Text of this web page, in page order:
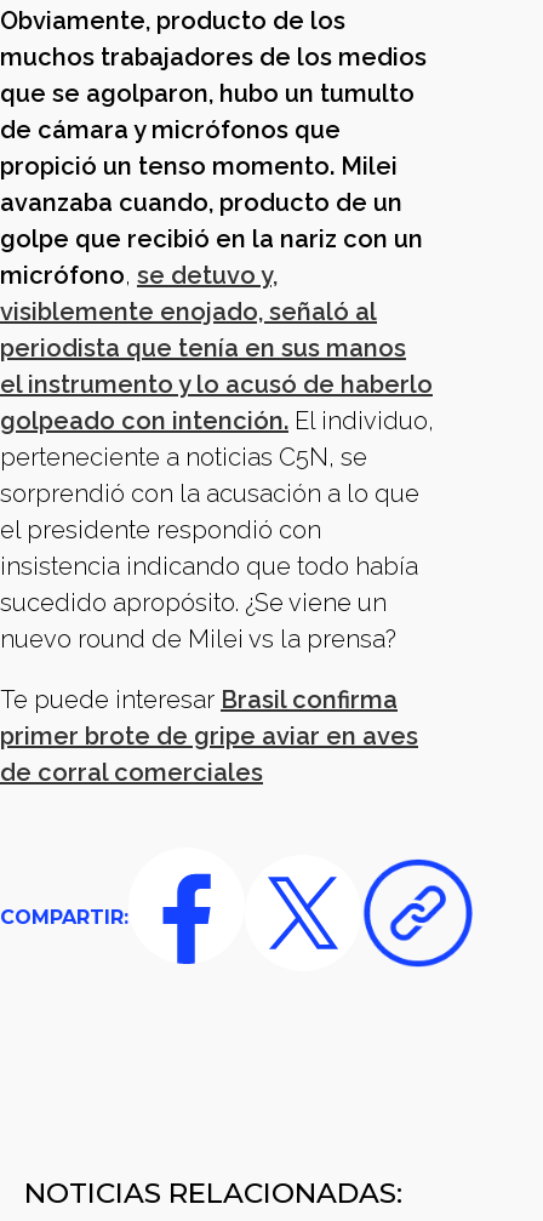
Obviamente, producto de los
muchos trabajadores de los medios
que se agolparon, hubo un tumulto
de cámara y micrófonos que
propició un tenso momento. Milei
avanzaba cuando, producto de un
golpe que recibió en la nariz con un
micrófono, se detuvo y,
visiblemente enojado, señaló al
periodista que tenía en sus manos
el instrumento y lo acusó de haberlo
golpeado con intención. El individuo,
perteneciente a noticias C5N, se
sorprendió con la acusación a lo que
el presidente respondió con
insistencia indicando que todo había
sucedido apropósito. ¿Se viene un
nuevo round de Milei vs la prensa?
Te puede interesar Brasil confirma
primer brote de gripe aviar en aves
de corral comerciales
COMPARTIR:
NOTICIAS RELACIONADAS: